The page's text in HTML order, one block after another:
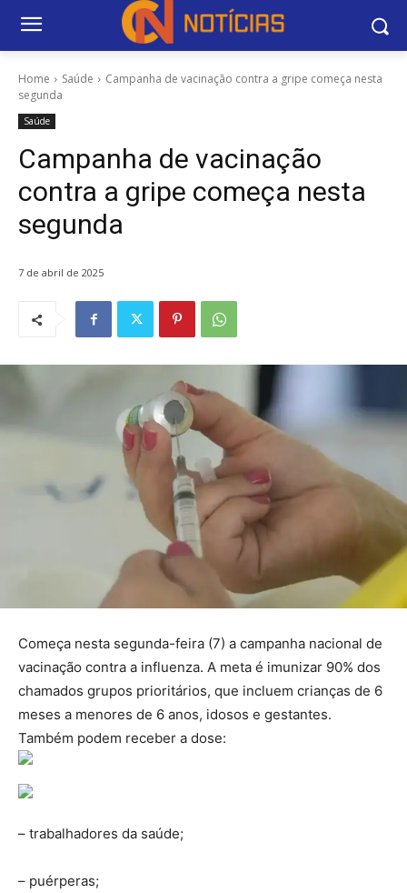
Home Saúde
Campanha de vacinação contra a gripe começa nesta
segunda
Saúde
Campanha de vacinação
contra a gripe começa nesta
segunda
7 de abril de 2025
Começa nesta segunda-feira (7) a campanha nacional de
vacinação contra a influenza. A meta é imunizar 90% dos
chamados grupos prioritários, que incluem crianças de 6
meses a menores de 6 anos, idosos e gestantes.
Também podem receber a dose:
– trabalhadores da saúde;
– puérperas;